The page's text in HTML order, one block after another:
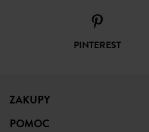
PINTEREST
ZAKUPY
POMOC